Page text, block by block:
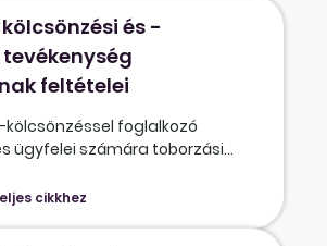
és -
feltételei
kölcsönzéssel foglalkozó
ügyfelei számára toborzási...
cikkhez